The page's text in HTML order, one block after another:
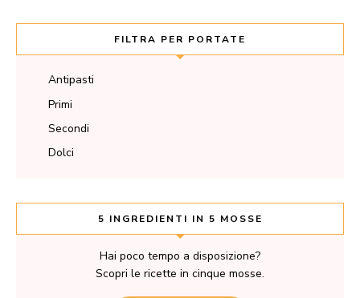
FILTRA PER PORTATE
Antipasti
Primi
Secondi
Dolci
5 INGREDIENTI IN 5 MOSSE
Hai poco tempo a disposizione?
Scopri le ricette in cinque mosse.